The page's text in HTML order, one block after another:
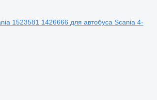
1523581 1426666 для автобуса Scania 4-